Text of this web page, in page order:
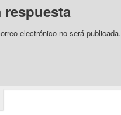
respuesta
electrónico no será publicada.